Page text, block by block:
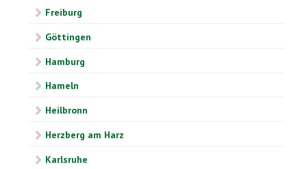
Freiburg
Göttingen
Hamburg
Hameln
Heilbronn
Herzberg am Harz
Karlsruhe